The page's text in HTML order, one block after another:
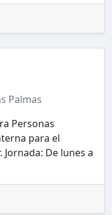
Palmas
Personas
para el
De lunes a